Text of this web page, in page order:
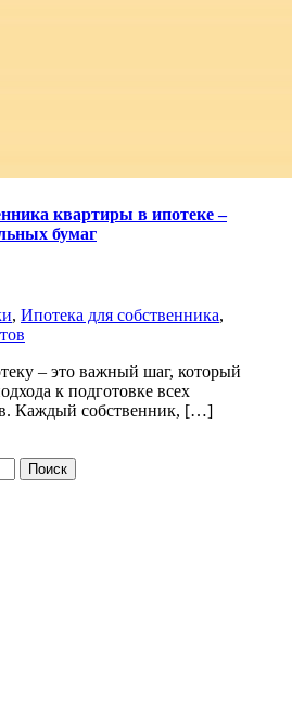
квартиры в ипотеке –
бумаг
, Ипотека для собственника,
– это важный шаг, который
к подготовке всех
Каждый собственник, […]